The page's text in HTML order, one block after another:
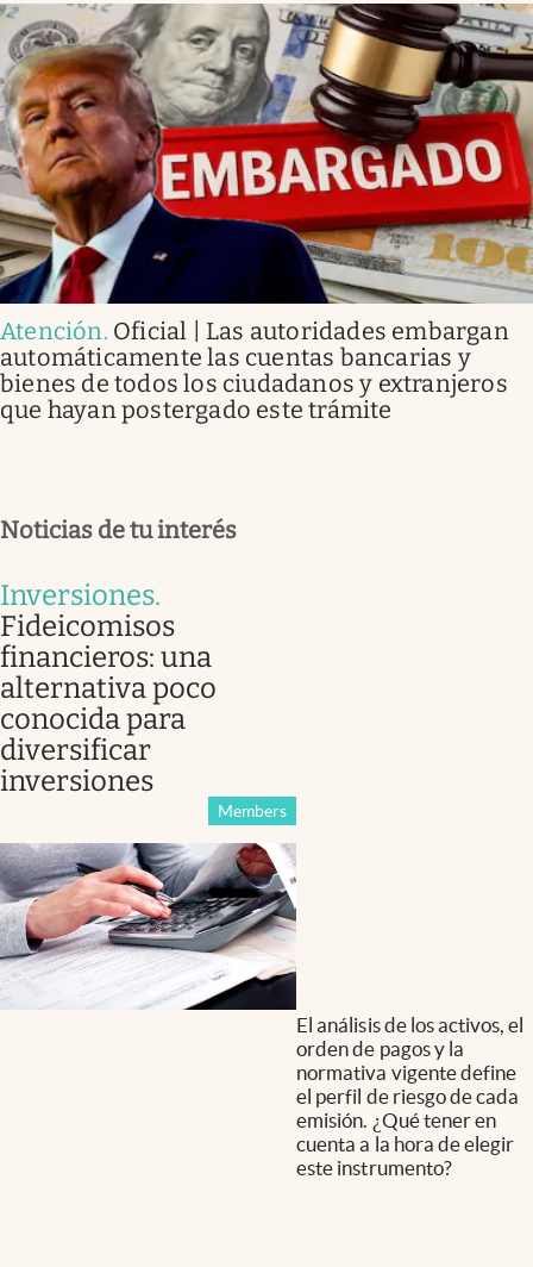
Atención. Oficial | Las autoridades embargan
automáticamente las cuentas bancarias y
bienes de todos los ciudadanos y extranjeros
que hayan postergado este trámite
Noticias de tu interés
Inversiones.
Fideicomisos
financieros: una
alternativa poco
conocida para
diversificar
inversiones
Members
El análisis de los activos, el
orden de pagos y la
normativa vigente define
el perfil de riesgo de cada
emisión. ¿Qué tener en
cuenta a la hora de elegir
este instrumento?